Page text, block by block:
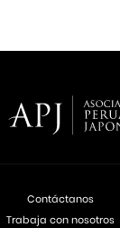
Contáctanos
Trabaja con nosotros